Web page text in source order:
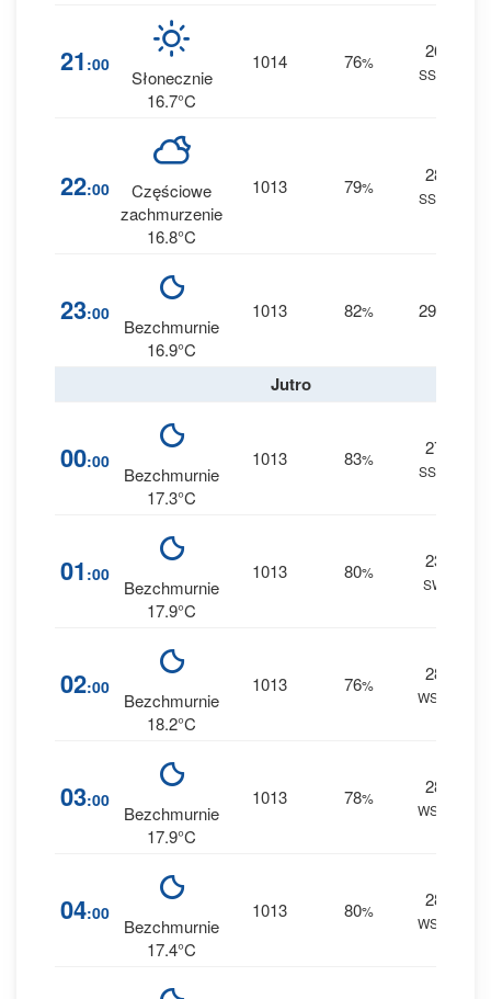
21 :00
Słonecznie
16.7°C
1014 76%
26
SSW
22:00
Częściowe
zachmurzenie
16.8°C
1013 79%
28
SSW
23:00
Bezchmurnie
16.9°C
1013 82% 29
Jutro
00:00
Bezchmurnie
17.3°C
1013 83%
27
SSW
01 :00
Bezchmurnie
17.9°C
1013 80%
23
SW
02:00
Bezchmurnie
18.2°C
1013 76%
28
WSW
03:00
Bezchmurnie
17.9°C
1013 78%
28
WSW
04:00
Bezchmurnie
17.4°C
1013 80%
28
WSW